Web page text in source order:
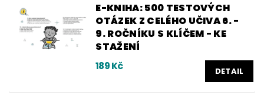
E-KNIHA: 500 TESTOVÝCH
OTÁZEK Z CELÉHO UČIVA 6. -
9. ROČNÍKU S KLÍČEM - KE
STAŽENÍ
189 Kč DETAIL